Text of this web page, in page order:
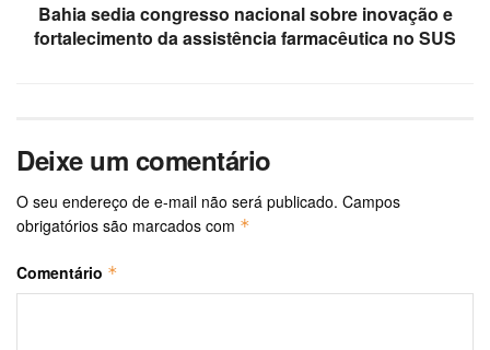
Bahia sedia congresso nacional sobre inovação e
fortalecimento da assistência farmacêutica no SUS
Deixe um comentário
O seu endereço de e-mail não será publicado. Campos
obrigatórios são marcados com *
Comentário *